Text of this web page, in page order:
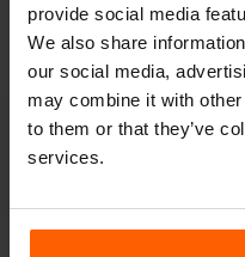
provide social media
We also share
our social media,
may combine it with
to them or that they’ve
services.
只需轻点几下即
使用数据服务。